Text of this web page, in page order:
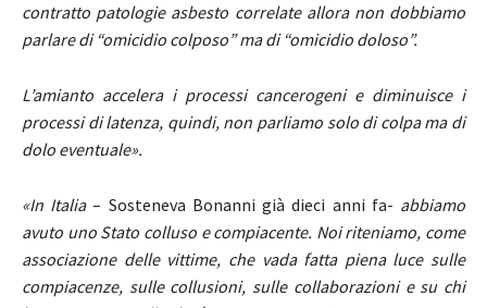
contratto patologie asbesto correlate allora non dobbiamo
parlare di “omicidio colposo” ma di “omicidio doloso”.
L’amianto accelera i processi cancerogeni e diminuisce i
processi di latenza, quindi, non parliamo solo di colpa ma di
dolo eventuale».
«In Italia– Sosteneva Bonanni già dieci anni fa- abbiamo
avuto uno Stato colluso e compiacente. Noi riteniamo, come
associazione delle vittime, che vada fatta piena luce sulle
compiacenze, sulle collusioni, sulle collaborazioni e su chi